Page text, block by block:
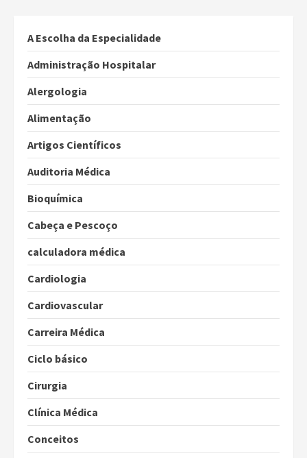
A Escolha da Especialidade
Administração Hospitalar
Alergologia
Alimentação
Artigos Científicos
Auditoria Médica
Bioquímica
Cabeça e Pescoço
calculadora médica
Cardiologia
Cardiovascular
Carreira Médica
Ciclo básico
Cirurgia
Clínica Médica
Conceitos